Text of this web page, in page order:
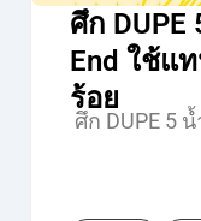
ศึก
End ใช้แ
ร้อย
ศึก DUPE 5